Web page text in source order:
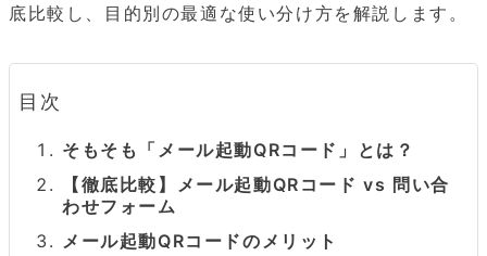
底比較し、目的別の最適な使い分け方を解説します。
目次
そもそも「メール起動QRコード」とは？
【徹底比較】メール起動QRコード vs 問い合
わせフォーム
メール起動QRコードのメリット